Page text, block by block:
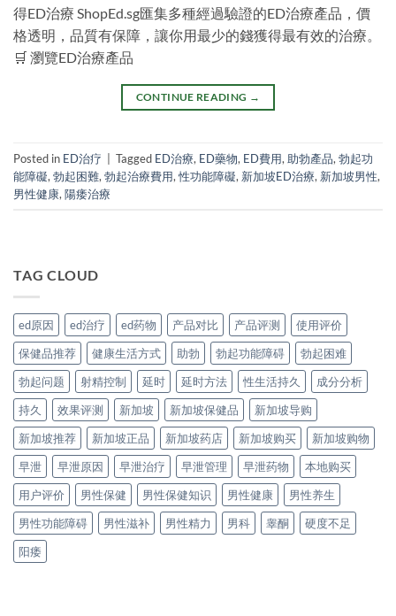
得ED治療 ShopEd.sg匯集多種經過驗證的ED治療產品，價
格透明，品質有保障，讓你用最少的錢獲得最有效的治療。
🛒 瀏覽ED治療產品
CONTINUE READING →
Posted in ED治疗 Tagged ED治療, ED藥物, ED費用, 助勃產品, 勃起功
能障礙, 勃起困難, 勃起治療費用,性功能障礙, 新加坡ED治療, 新加坡男性,
男性健康, 陽痿治療
TAG CLOUD
ed原因 ed治疗 ed药物 产品对比 产品评测
使用评价
保健品推荐
健康生活方式 助勃 勃起功能障碍
勃起困难
勃起问题
射精控制 延时 延时方法 性生活持久
成分分析
持久
效果评测 新加坡 新加坡保健品
新加坡导购
新加坡推荐
新加坡正品 新加坡药店 新加坡购买
新加坡购物
早泄
早泄原因 早泄治疗 早泄管理 早泄药物
本地购买
用户评价
男性保健 男性保健知识 男性健康
男性养生
男性功能障碍
男性滋补 男性精力 男科 睾酮
硬度不足
阳痿